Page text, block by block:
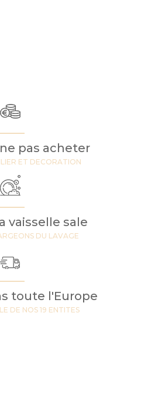
pas acheter
ET DECORATION
vaisselle sale
DU LAVAGE
toute l'Europe
DE NOS 19 ENTITES